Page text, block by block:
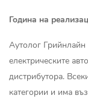
Година на
Аутолог Грийнлайн
електрическите
дистрибутора.
категории и има